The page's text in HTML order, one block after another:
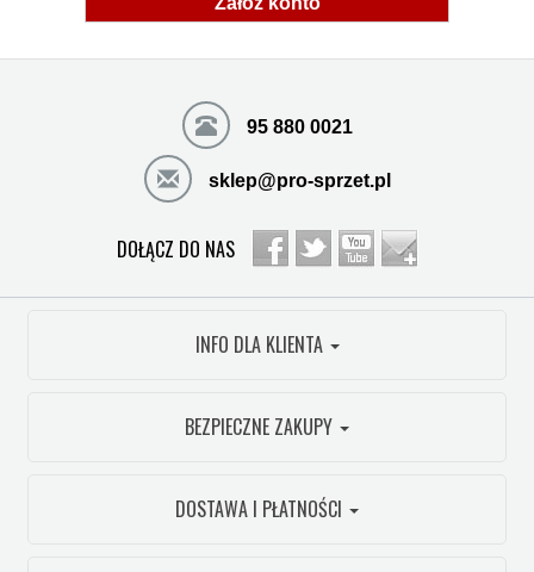
95 880 0021
sklep@pro-sprzet.pl
DOŁĄCZ DO NAS
INFO DLA KLIENTA
BEZPIECZNE ZAKUPY
DOSTAWA I PŁATNOŚCI